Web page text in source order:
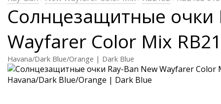
Солнцезащитные очки
Wayfarer Color Mix
Havana/Dark Blue/Orange | Dark Blue